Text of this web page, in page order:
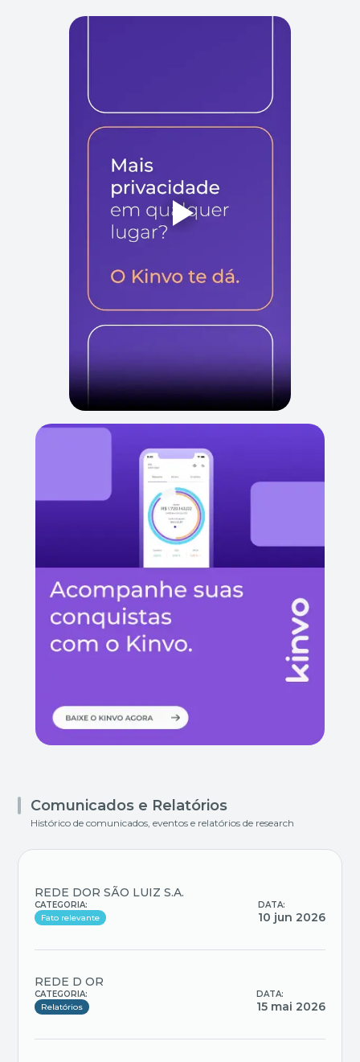
Comunicados e Relatórios
Histórico de comunicados, eventos e relatórios de research
REDE DOR SÃO LUIZ S.A.
CATEGORIA:
Fato relevante
DATA:
10 jun 2026
REDE D OR
CATEGORIA:
Relatórios
DATA:
15 mai 2026